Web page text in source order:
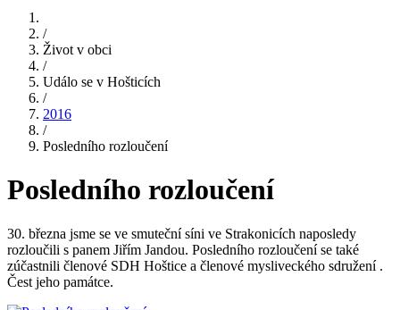
/
Život v obci
/
Událo se v Hošticích
/
2016
/
Posledního rozloučení
Posledního rozloučení
30. března jsme se ve smuteční síni ve Strakonicích naposledy
rozloučili s panem Jiřím Jandou. Posledního rozloučení se také
zúčastnili členové SDH Hoštice a členové mysliveckého sdružení .
Čest jeho památce.